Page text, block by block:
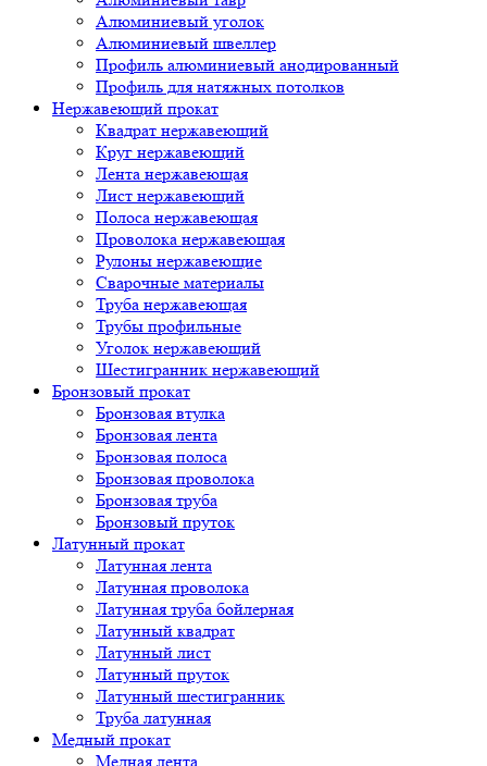
Алюминиевый уголок
Алюминиевый швеллер
Профиль алюминиевый анодированный
Профиль для натяжных потолков
Нержавеющий прокат
Квадрат нержавеющий
Круг нержавеющий
Лента нержавеющая
Лист нержавеющий
Полоса нержавеющая
Проволока нержавеющая
Рулоны нержавеющие
Сварочные материалы
Труба нержавеющая
Трубы профильные
Уголок нержавеющий
Шестигранник нержавеющий
Бронзовый прокат
Бронзовая втулка
Бронзовая лента
Бронзовая полоса
Бронзовая проволока
Бронзовая труба
Бронзовый пруток
Латунный прокат
Латунная лента
Латунная проволока
Латунная труба бойлерная
Латунный квадрат
Латунный лист
Латунный пруток
Латунный шестигранник
Труба латунная
Медный прокат
Медная лента